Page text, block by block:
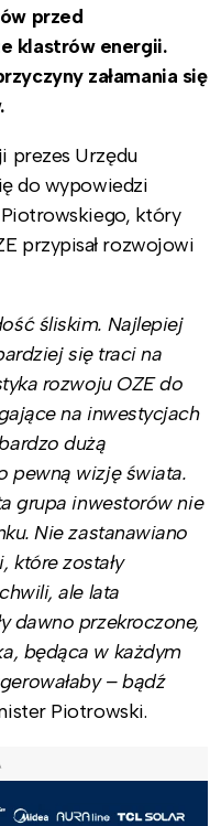
przed
klastrów energii.
załamania się
prezes Urzędu
do wypowiedzi
który
przypisał rozwojowi
śliskim. Najlepiej
się traci na
rozwoju OZE do
na inwestycjach
dużą
pewną wizję świata.
grupa inwestorów nie
Nie zastanawiano
które zostały
ale lata
dawno przekroczone,
będąca w każdym
– bądź
Piotrowski.